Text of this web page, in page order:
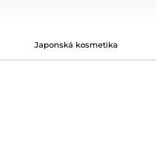
Japonská kosmetika